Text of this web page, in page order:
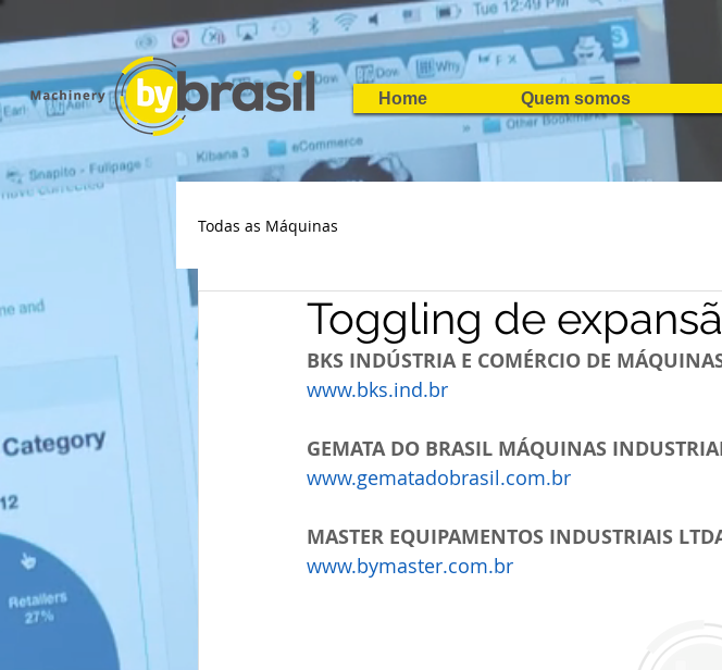
Home Quem somos
Todas as Máquinas
Toggling de
BKS INDÚSTRIA E COMÉRCIO DE
www.bks.ind.br
GEMATA DO BRASIL MÁQUINAS
www.gematadobrasil.com.br
MASTER EQUIPAMENTOS INDUSTRIAIS
www.bymaster.com.br